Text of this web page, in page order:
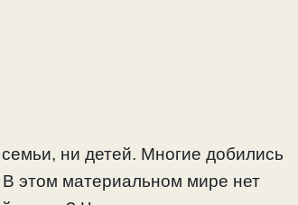
ни детей. Многие добились
В этом материальном мире нет